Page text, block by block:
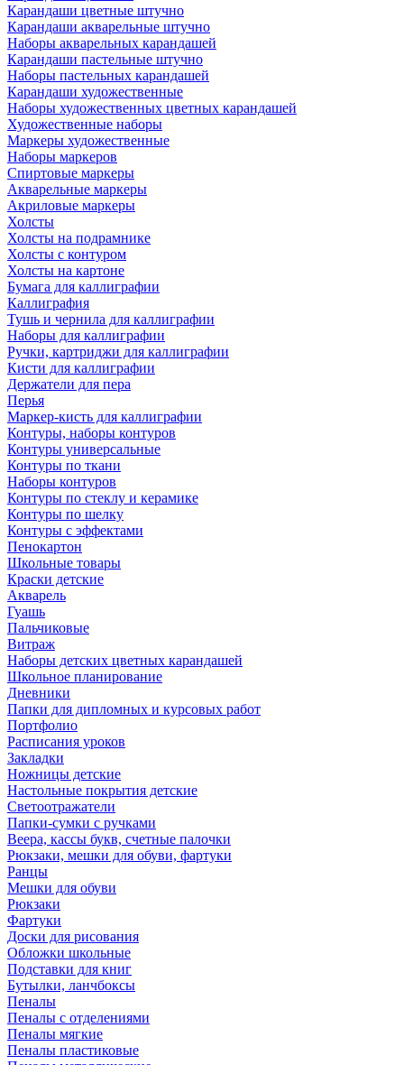
Карандаши цветные штучно
Карандаши акварельные штучно
Наборы акварельных карандашей
Карандаши пастельные штучно
Наборы пастельных карандашей
Карандаши художественные
Наборы художественных цветных карандашей
Художественные наборы
Маркеры художественные
Наборы маркеров
Спиртовые маркеры
Акварельные маркеры
Акриловые маркеры
Холсты
Холсты на подрамнике
Холсты с контуром
Холсты на картоне
Бумага для каллиграфии
Каллиграфия
Тушь и чернила для каллиграфии
Наборы для каллиграфии
Ручки, картриджи для каллиграфии
Кисти для каллиграфии
Держатели для пера
Перья
Маркер-кисть для каллиграфии
Контуры, наборы контуров
Контуры универсальные
Контуры по ткани
Наборы контуров
Контуры по стеклу и керамике
Контуры по шелку
Контуры с эффектами
Пенокартон
Школьные товары
Краски детские
Акварель
Гуашь
Пальчиковые
Витраж
Наборы детских цветных карандашей
Школьное планирование
Дневники
Папки для дипломных и курсовых работ
Портфолио
Расписания уроков
Закладки
Ножницы детские
Настольные покрытия детские
Светоотражатели
Папки-сумки с ручками
Веера, кассы букв, счетные палочки
Рюкзаки, мешки для обуви, фартуки
Ранцы
Мешки для обуви
Рюкзаки
Фартуки
Доски для рисования
Обложки школьные
Подставки для книг
Бутылки, ланчбоксы
Пеналы
Пеналы с отделениями
Пеналы мягкие
Пеналы пластиковые